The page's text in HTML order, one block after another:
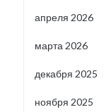
апреля 2026
марта 2026
декабря 2025
ноября 2025